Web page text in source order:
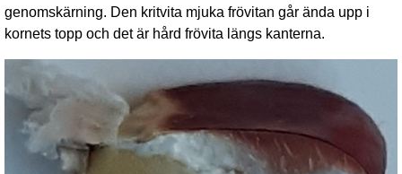
genomskärning. Den kritvita mjuka frövitan går ända upp i
kornets topp och det är hård frövita längs kanterna.